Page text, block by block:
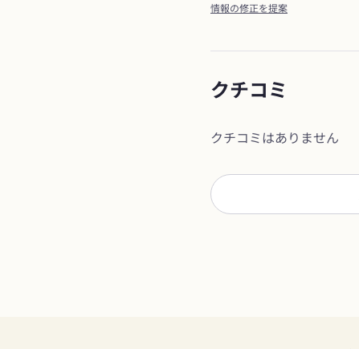
情報の修正を提案
クチコミ
クチコミはありません